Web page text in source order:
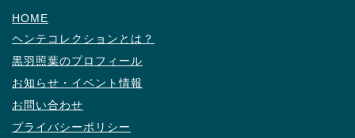
HOME
ヘンテコレクションとは？
黒羽照葉のプロフィール
お知らせ・イベント情報
お問い合わせ
プライバシーポリシー